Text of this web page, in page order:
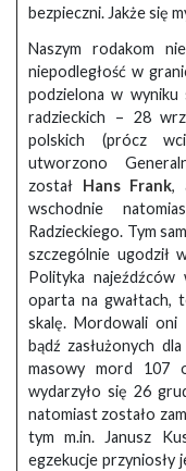
bezpieczni. Jakże się
Naszym rodakom
niepodległość w
podzielona w wyniku
radzieckich – 28
polskich (prócz
utworzono
został Hans Frank,
wschodnie
Radzieckiego. Tym
szczególnie ugodził
Polityka
oparta na gwałtach,
skalę. Mordowali oni
bądź zasłużonych
masowy mord 107
wydarzyło się 26
natomiast zostało
tym m.in. Janusz
egzekucje przyniosły